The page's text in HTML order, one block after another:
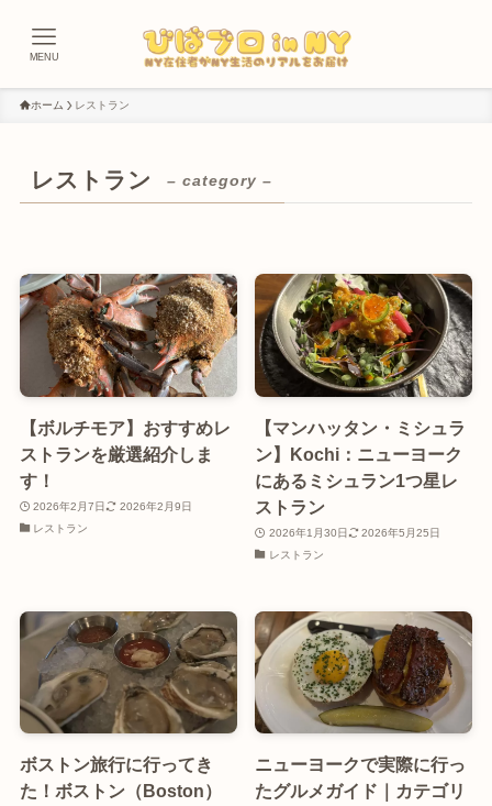
MENU
ホーム レストラン
レストラン – category –
【ボルチモア】おすすめレ
ストランを厳選紹介しま
す！
2026年2月7日
2026年2月9日
レストラン
【マンハッタン・ミシュラ
ン】Kochi：ニューヨーク
にあるミシュラン1つ星レ
ストラン
2026年1月30日
2026年5月25日
レストラン
ボストン旅行に行ってき
た！ボストン（Boston）
ニューヨークで実際に行っ
たグルメガイド｜カテゴリ